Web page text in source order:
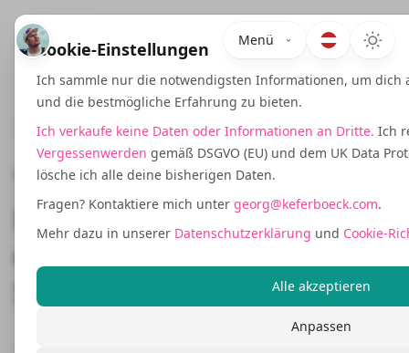
Cookie-Einstellungen
Ich sammle nur die notwendigsten Informationen, um dich
und die bestmögliche Erfahrung zu bieten.
Ich verkaufe keine Daten oder Informationen an Dritte. Ich
Vergessenwerden gemäß DSGVO (EU) und dem UK Data
lösche ich alle deine bisherigen Daten.
Fragen? Kontaktiere mich unter georg@keferboeck.com.
Mehr dazu in unserer Datenschutzerklärung und Cookie-
Anpassen
Alle akzeptieren
Menü
TDD und BDD in Ruby on
Rails: Ohne Angst
deployen, und wie KI das
Spiel verändert
February 22, 2026